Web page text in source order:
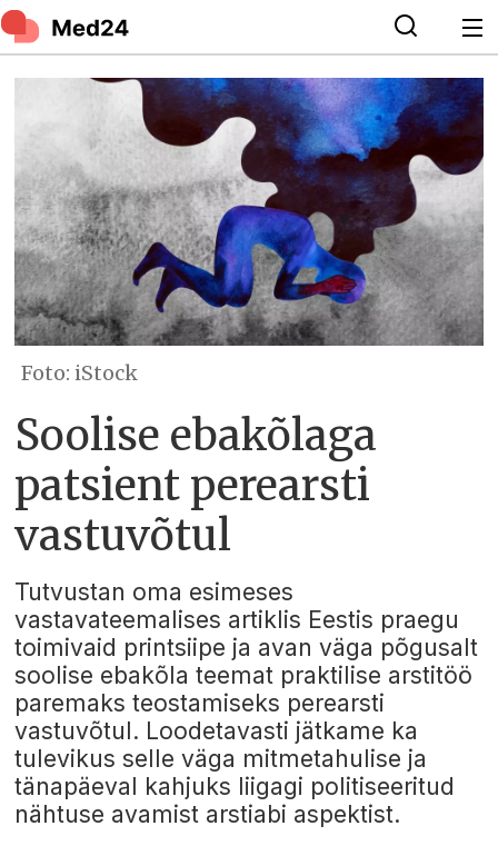
Foto: iStock
Soolise ebakõlaga
patsient perearsti
vastuvõtul
Tutvustan oma esimeses
vastavateemalises artiklis Eestis praegu
toimivaid printsiipe ja avan väga põgusalt
soolise ebakõla teemat praktilise arstitöö
paremaks teostamiseks perearsti
vastuvõtul. Loodetavasti jätkame ka
tulevikus selle väga mitmetahulise ja
tänapäeval kahjuks liigagi politiseeritud
nähtuse avamist arstiabi aspektist.